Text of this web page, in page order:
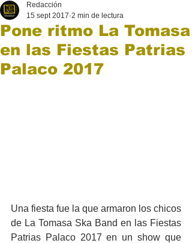
Pone ritmo La Tomasa
en las Fiestas Patrias
Palaco 2017
Redacción
15 sept 2017 2 min de lectura
Una fiesta fue la que armaron los chicos
de La Tomasa Ska Band en las Fiestas
Patrias Palaco 2017 en un show que